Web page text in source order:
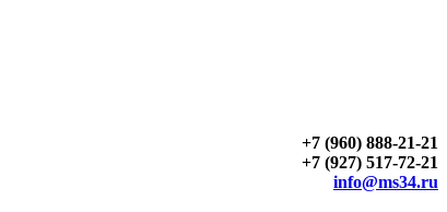
+7 (960) 888-21-21
+7 (927) 517-72-21
info@ms34.ru